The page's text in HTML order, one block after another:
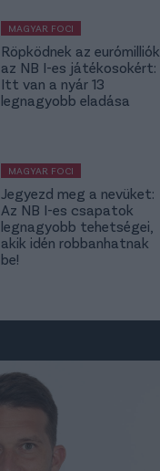
MAGYAR FOCI
Röpködnek az eurómilliók
az NB I-es játékosokért:
Itt van a nyár 13
legnagyobb eladása
MAGYAR FOCI
Jegyezd meg a nevüket:
Az NB I-es csapatok
legnagyobb tehetségei,
akik idén robbanhatnak
be!